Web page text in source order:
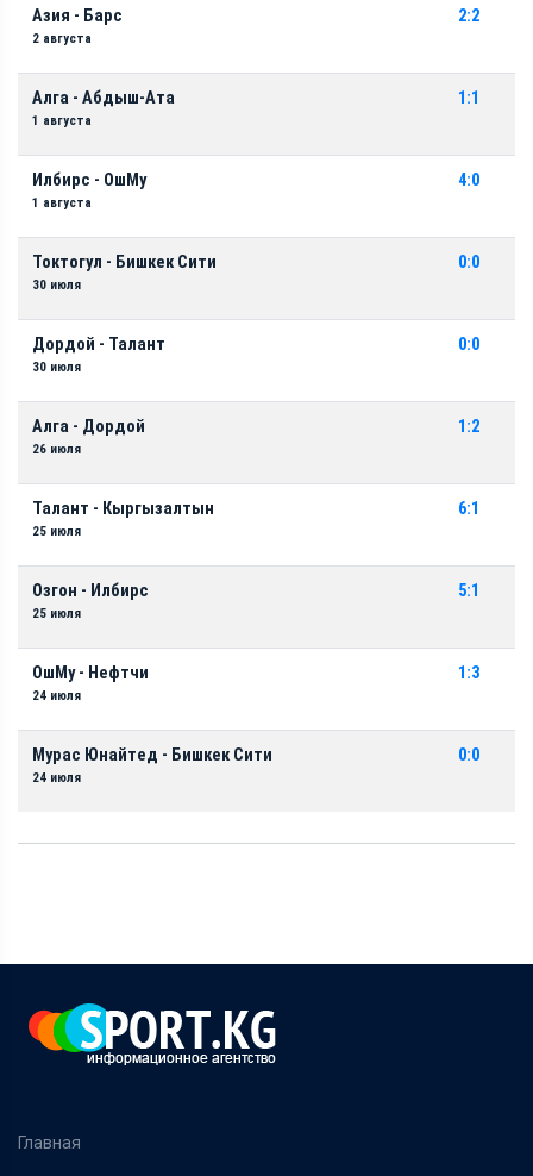
Азия - Барс
2 августа
2:2
Алга - Абдыш-Ата
1 августа
1:1
Илбирс - ОшМу
1 августа
4:0
Токтогул - Бишкек Сити
30 июля
0:0
Дордой - Талант
30 июля
0:0
Алга - Дордой
26 июля
1:2
Талант - Кыргызалтын
25 июля
6:1
Озгон - Илбирс
25 июля
5:1
ОшМу - Нефтчи
24 июля
1:3
Мурас Юнайтед - Бишкек Сити
24 июля
0:0
Главная